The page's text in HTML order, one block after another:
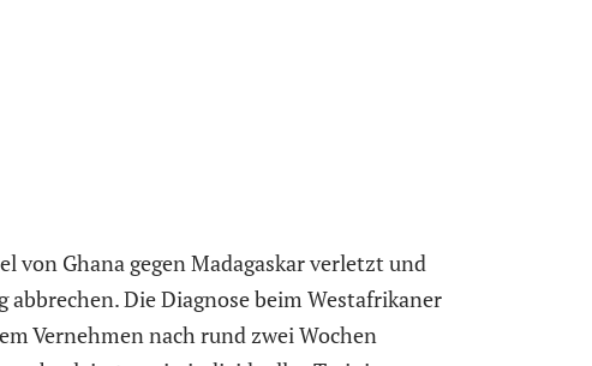
von Ghana gegen Madagaskar verletzt und
Die Diagnose beim Westafrikaner
Vernehmen nach rund zwei Wochen